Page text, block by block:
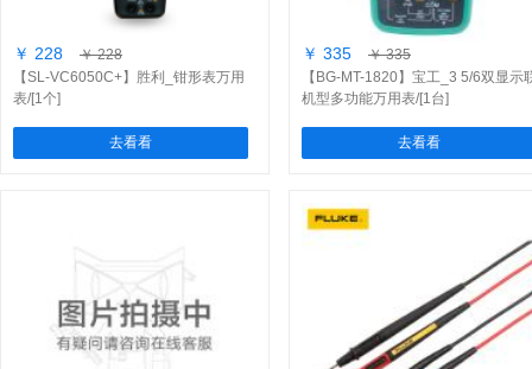
￥ 228
￥ 228
【SL-VC6050C+】胜利_钳形表万用
表/[1个]
去看看
￥ 335
￥ 335
【BG-MT-1820】宝工_3 5/6双显示
机型多功能万用表/[1台]
去看看